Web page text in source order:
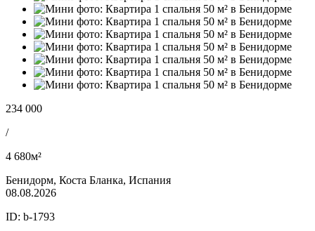
234 000
/
4 680м²
Бенидорм, Коста Бланка, Испания
08.08.2026
ID: b-1793